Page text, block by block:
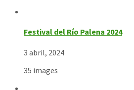
Festival del Río Palena 2024
3 abril, 2024
35 images